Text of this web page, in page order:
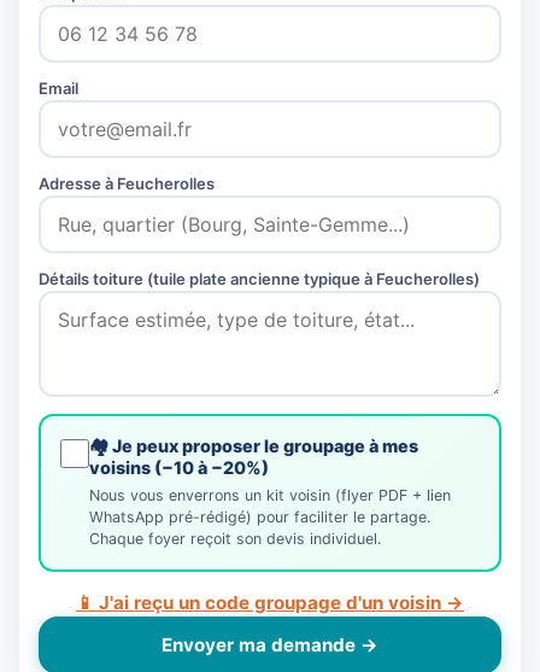
Email
Adresse à Feucherolles
Détails toiture (tuile plate ancienne typique à Feucherolles)
🏘️ Je peux proposer le groupage à mes
voisins (−10 à −20%)
Nous vous enverrons un kit voisin (flyer PDF + lien
WhatsApp pré-rédigé) pour faciliter le partage.
Chaque foyer reçoit son devis individuel.
📱 J'ai reçu un code groupage d'un voisin →
Envoyer ma demande →